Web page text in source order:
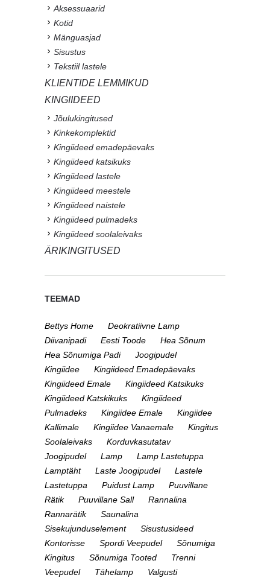
Aksessuaarid
Kotid
Mänguasjad
Sisustus
Tekstiil lastele
KLIENTIDE LEMMIKUD
KINGIIDEED
Jõulukingitused
Kinkekomplektid
Kingiideed emadepäevaks
Kingiideed katsikuks
Kingiideed lastele
Kingiideed meestele
Kingiideed naistele
Kingiideed pulmadeks
Kingiideed soolaleivaks
ÄRIKINGITUSED
TEEMAD
Bettys Home
Deokratiivne Lamp
Diivanipadi
Eesti Toode
Hea Sõnum
Hea Sõnumiga Padi
Joogipudel
Kingiidee
Kingiideed Emadepäevaks
Kingiideed Emale
Kingiideed Katsikuks
Kingiideed Katskikuks
Kingiideed
Pulmadeks
Kingiidee Emale
Kingiidee
Kallimale
Kingiidee Vanaemale
Kingitus
Soolaleivaks
Korduvkasutatav
Joogipudel
Lamp
Lamp Lastetuppa
Lamptäht
Laste Joogipudel
Lastele
Lastetuppa
Puidust Lamp
Puuvillane
Rätik
Puuvillane Sall
Rannalina
Rannarätik
Saunalina
Sisekujunduselement
Sisustusideed
Kontorisse
Spordi Veepudel
Sõnumiga
Kingitus
Sõnumiga Tooted
Trenni
Veepudel
Tähelamp
Valgusti